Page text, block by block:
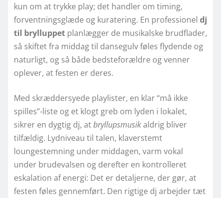
kun om at trykke play; det handler om timing,
forventningsglæde og kuratering. En professionel dj
til brylluppet planlægger de musikalske brudflader,
så skiftet fra middag til dansegulv føles flydende og
naturligt, og så både bedsteforældre og venner
oplever, at festen er deres.
Med skræddersyede playlister, en klar “må ikke
spilles”-liste og et klogt greb om lyden i lokalet,
sikrer en dygtig dj, atbryllupsmusikaldrig bliver
tilfældig. Lydniveau til talen, klaverstemt
loungestemning under middagen, varm vokal
under brudevalsen og derefter en kontrolleret
eskalation af energi: Det er detaljerne, der gør, at
festen føles gennemført. Den rigtige dj arbejder tæt